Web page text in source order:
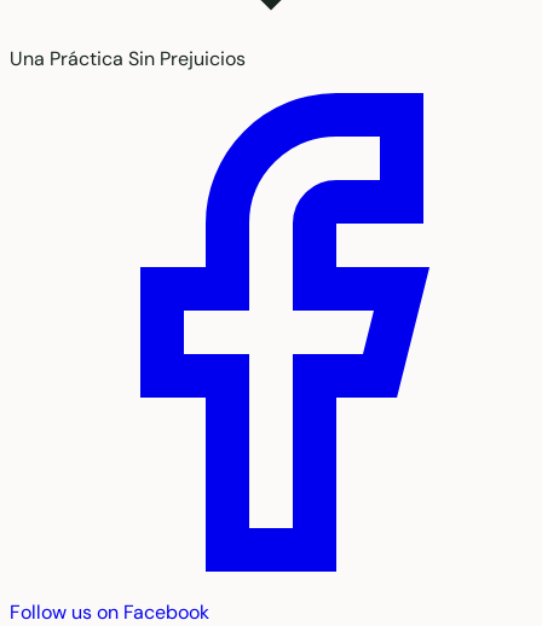
Una Práctica Sin Prejuicios
Follow us on Facebook